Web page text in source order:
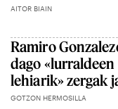
AITOR BIAIN
Ramiro
dago
lehiarik» zergak
GOTZON HERMOSILLA